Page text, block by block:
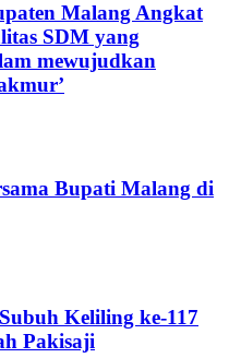
Malang Angkat
SDM yang
mewujudkan
Bupati Malang di
Keliling ke-117
Pakisaji